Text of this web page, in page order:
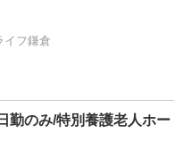
イフ鎌倉
勤のみ/特別養護老人ホー